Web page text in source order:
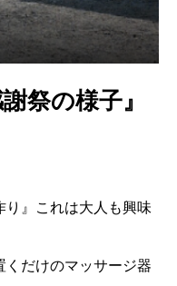
祭の様子』
り』これは大人も興味
くだけのマッサージ器